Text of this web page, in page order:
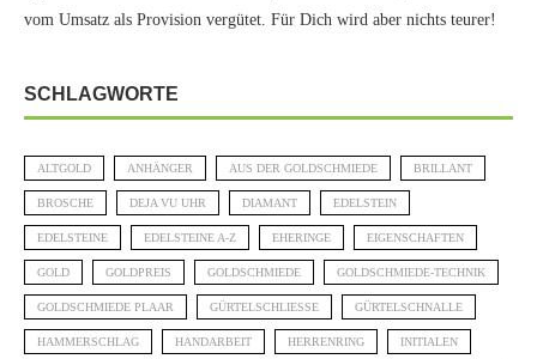
vom Umsatz als Provision vergütet. Für Dich wird aber nichts teurer!
SCHLAGWORTE
ALTGOLD ANHÄNGER AUS DER GOLDSCHMIEDE BRILLANT
BROSCHE DEJA VU UHR DIAMANT EDELSTEIN
EDELSTEINE EDELSTEINE A-Z EHERINGE EIGENSCHAFTEN
GOLD GOLDPREIS GOLDSCHMIEDE GOLDSCHMIEDE-TECHNIK
GOLDSCHMIEDE PLAAR GÜRTELSCHLIESSE GÜRTELSCHNALLE
HAMMERSCHLAG HANDARBEIT HERRENRING INITIALEN